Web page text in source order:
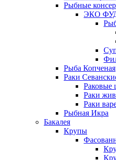
Рыбные
ЭКО
Рыба Копченая
Раки
Раковые
Раки
Раки
Рыбная Икра
Бакалея
Крупы